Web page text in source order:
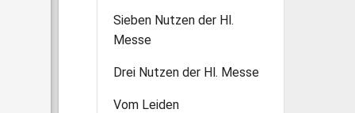
Sieben Nutzen der Hl.
Messe
Drei Nutzen der Hl. Messe
Vom Leiden